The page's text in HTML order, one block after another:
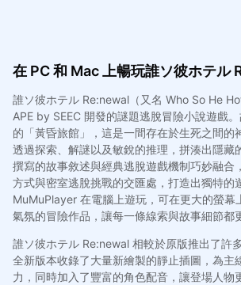
在 PC 和 Mac 上暢玩誰ソ彼ホテル
誰ソ彼ホテル Re:newal（又名 Who So He
APE by SEEC 開發的謎題逃脫冒險小說遊戲
的「黃昏旅館」，這是一間存在於生死之間的
透過探索、解謎以及敏銳的推理，拼湊出隱藏
撰寫的故事敘述與經典逃脫遊戲機制巧妙融合
方式與密室逃脫挑戰的交匯處，打造出獨特的
MuMuPlayer 在電腦上遊玩，可在更大的螢幕
氣氛的冒險作品，讓每一條線索與故事細節都
誰ソ彼ホテル Re:newal 相較於原版推出了許
全新版本收錄了大量新繪製的靜止插圖，為主
力，同時加入了豐富的角色配音，讓登場人物